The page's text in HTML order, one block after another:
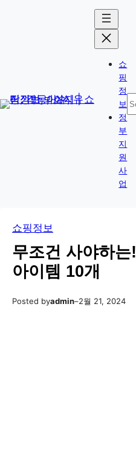
가
쇼
핑
정
보
정
부
지
원
사
업
쇼핑정보
무조건 사야하
아이템 10개
Posted byadmin–2월 21, 2024